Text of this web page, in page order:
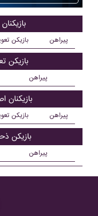
بازیکن پیراهن
بازیکن
پیراهن
بازیکنان
بازیکن پیراهن
بازیکن
پیراهن